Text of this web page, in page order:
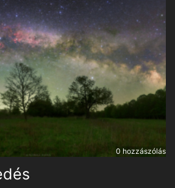
és még lesz is, igaz égi kísérőnk pont
helyre.
0 hozzászólás